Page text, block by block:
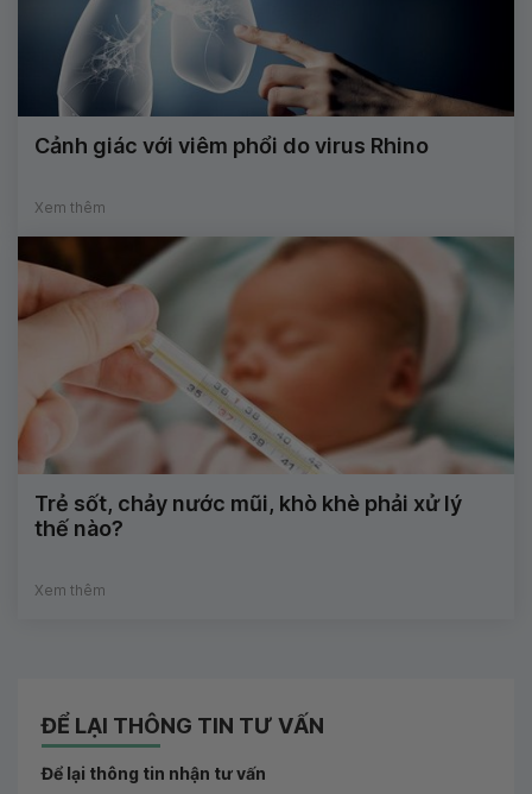
Cảnh giác với viêm phổi do virus Rhino
Xem thêm
Trẻ sốt, chảy nước mũi, khò khè phải xử lý
thế nào?
Xem thêm
ĐỂ LẠI THÔNG TIN TƯ VẤN
Để lại thông tin nhận tư vấn